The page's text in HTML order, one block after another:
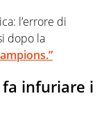
l’errore di
dopo la
fa infuriare i